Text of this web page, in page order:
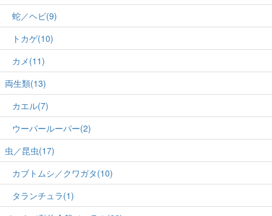
蛇／ヘビ(9)
トカゲ(10)
カメ(11)
両生類(13)
カエル(7)
ウーパールーパー(2)
虫／昆虫(17)
カブトムシ／クワガタ(10)
タランチュラ(1)